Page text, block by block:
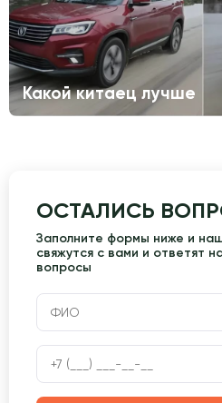
Какой китаец лучше
ОСТАЛИСЬ
Заполните формы ниже и
свяжутся с вами и ответят
вопросы